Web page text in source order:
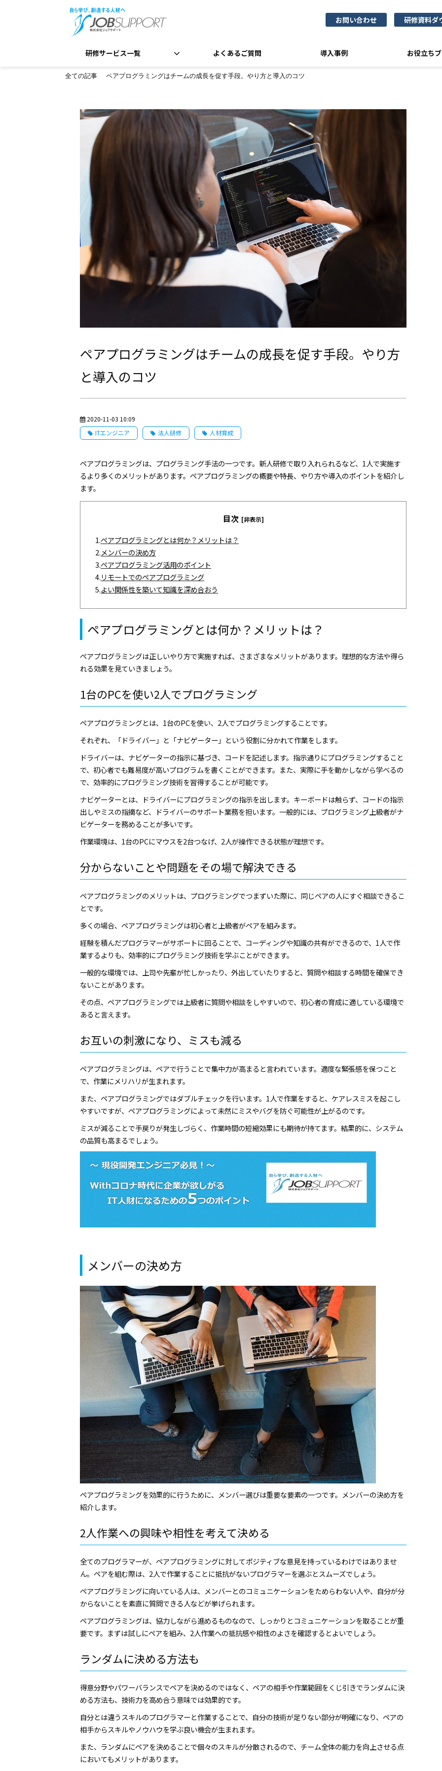
お問い合わせ 研修資料ダ
研修サービス一覧 よくあるご質問 導入事例 お役立ち
全ての記事 ペアプログラミングはチームの成長を促す手段。やり方と導入のコツ
ペアプログラミングはチームの成長を促す手段。やり方
と導入のコツ
2020-11-03 10:09
ITエンジニア
法人研修 人材育成
ペアプログラミングは、プログラミング手法の一つです。新人研修で取り入れられるなど、1人で実施す
るより多くのメリットがあります。ペアプログラミングの概要や特長、やり方や導入のポイントを紹介し
ます。
目次 [非表示]
1.ペアプログラミングとは何か？メリットは？
2.メンバーの決め方
3.ペアプログラミング活用のポイント
4.リモートでのペアプログラミング
5.よい関係性を築いて知識を深め合おう
ペアプログラミングとは何か？メリットは？
ペアプログラミングは正しいやり方で実施すれば、さまざまなメリットがあります。理想的な方法や得ら
れる効果を見ていきましょう。
1台のPCを使い2人でプログラミング
ペアプログラミングとは、1台のPCを使い、2人でプログラミングすることです。
それぞれ、「ドライバー」と「ナビゲーター」という役割に分かれて作業をします。
ドライバーは、ナビゲーターの指示に基づき、コードを記述します。指示通りにプログラミングすること
で、初心者でも難易度が高いプログラムを書くことができます。また、実際に手を動かしながら学べるの
で、効率的にプログラミング技術を習得することが可能です。
ナビゲーターとは、ドライバーにプログラミングの指示を出します。キーボードは触らず、コードの指示
出しやミスの指摘など、ドライバーのサポート業務を担います。一般的には、プログラミング上級者がナ
ビゲーターを務めることが多いです。
作業環境は、1台のPCにマウスを2台つなげ、2人が操作できる状態が理想です。
分からないことや問題をその場で解決できる
ペアプログラミングのメリットは、プログラミングでつまずいた際に、同じペアの人にすぐ相談できるこ
とです。
多くの場合、ペアプログラミングは初心者と上級者がペアを組みます。
経験を積んだプログラマーがサポートに回ることで、コーディングや知識の共有ができるので、1人で作
業するよりも、効率的にプログラミング技術を学ぶことができます。
一般的な環境では、上司や先輩が忙しかったり、外出していたりすると、質問や相談する時間を確保でき
ないことがあります。
その点、ペアプログラミングでは上級者に質問や相談をしやすいので、初心者の育成に適している環境で
あると言えます。
お互いの刺激になり、ミスも減る
ペアプログラミングは、ペアで行うことで集中力が高まると言われています。適度な緊張感を保つこと
で、作業にメリハリが生まれます。
また、ペアプログラミングではダブルチェックを行います。1人で作業をすると、ケアレスミスを起こし
やすいですが、ペアプログラミングによって未然にミスやバグを防ぐ可能性が上がるのです。
ミスが減ることで手戻りが発生しづらく、作業時間の短縮効果にも期待が持てます。結果的に、システム
の品質も高まるでしょう。
メンバーの決め方
ペアプログラミングを効果的に行うために、メンバー選びは重要な要素の一つです。メンバーの決め方を
紹介します。
2人作業への興味や相性を考えて決める
全てのプログラマーが、ペアプログラミングに対してポジティブな意見を持っているわけではありませ
ん。ペアを組む際は、2人で作業することに抵抗がないプログラマーを選ぶとスムーズでしょう。
ペアプログラミングに向いている人は、メンバーとのコミュニケーションをためらわない人や、自分が分
からないことを素直に質問できる人などが挙げられます。
ペアプログラミングは、協力しながら進めるものなので、しっかりとコミュニケーションを取ることが重
要です。まずは試しにペアを組み、2人作業への抵抗感や相性のよさを確認するとよいでしょう。
ランダムに決める方法も
得意分野やパワーバランスでペアを決めるのではなく、ペアの相手や作業範囲をくじ引きでランダムに決
める方法も、技術力を高め合う意味では効果的です。
自分とは違うスキルのプログラマーと作業することで、自分の技術が足りない部分が明確になり、ペアの
相手からスキルやノウハウを学ぶ良い機会が生まれます。
また、ランダムにペアを決めることで個々のスキルが分散されるので、チーム全体の能力を向上させる点
においてもメリットがあります。